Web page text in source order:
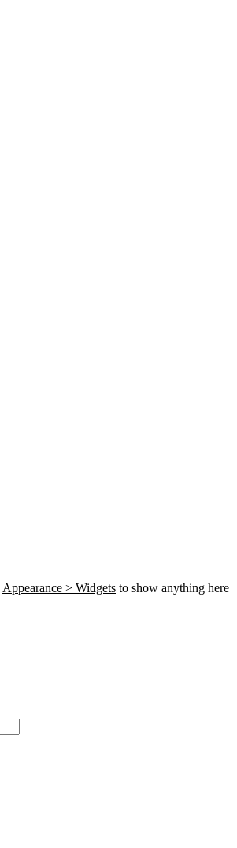
Appearance > Widgets to show anything here